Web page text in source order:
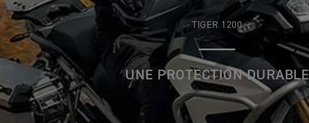
TIGER 1200
UNE PROTECTION DURABLE